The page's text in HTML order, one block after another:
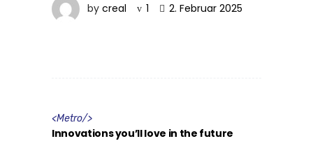
by creal 1 2. Februar 2025
<Metro/>
Innovations you’ll love in the future